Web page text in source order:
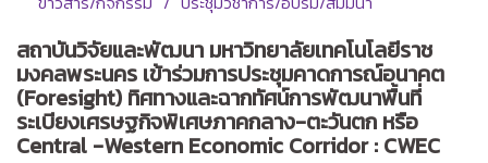
สถาบันวิจัยและพัฒนา มหาวิทยาลัยเทคโนโลยีราช
มงคลพระนคร เข้าร่วมการประชุมคาดการณ์อนาคต
(Foresight) ทิศทางและฉากทัศน์การพัฒนาพื้นที่
ระเบียงเศรษฐกิจพิเศษภาคกลาง-ตะวันตก หรือ
Central -Western Economic Corridor : CWEC